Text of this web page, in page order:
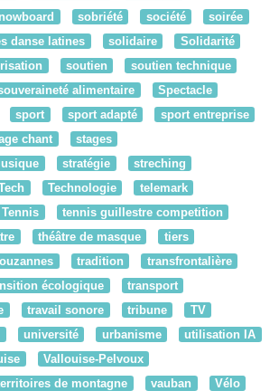
sobriété société
soirée
danse latines solidaire
Solidarité
soutien
soutien technique
alimentaire
Spectacle
sport sport adapté
sport entreprise
chant
stages
stratégie
streching
Technologie
telemark
Tennis
tennis guillestre competition
théâtre de masque
tiers
tradition
transfrontalière
écologique
transport
travail sonore tribune
TV
université urbanisme
utilisation IA
Vallouise-Pelvoux
de montagne
vauban
Vélo